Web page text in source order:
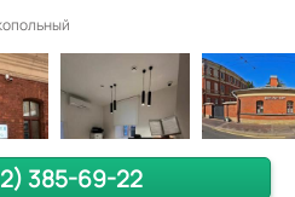
385-69-22